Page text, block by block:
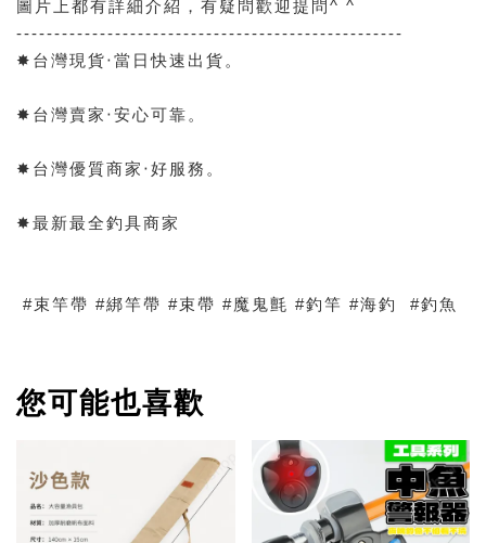
圖片上都有詳細介紹，有疑問歡迎提問^ ^
---------------------------------------------------
✸台灣現貨‧當日快速出貨。
✸台灣賣家‧安心可靠。
✸台灣優質商家‧好服務。
✸最新最全釣具商家
#束竿帶 #綁竿帶 #束帶 #魔鬼氈 #釣竿 #海釣 #釣魚
您可能也喜歡